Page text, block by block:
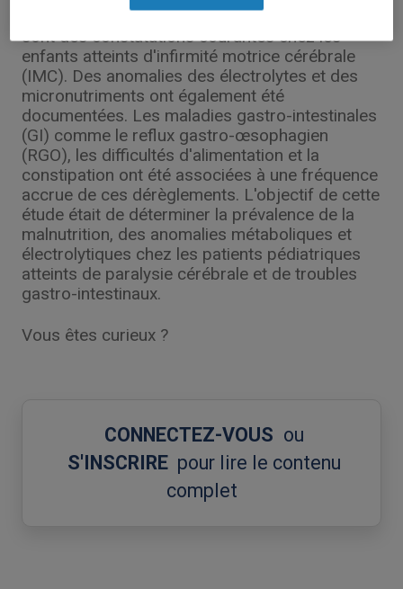
La sous-nutrition et le retard de croissance
sont des constatations courantes chez les
enfants atteints d'infirmité motrice cérébrale
(IMC). Des anomalies des électrolytes et des
micronutriments ont également été
documentées. Les maladies gastro-intestinales
(GI) comme le reflux gastro-œsophagien
(RGO), les difficultés d'alimentation et la
constipation ont été associées à une fréquence
accrue de ces dérèglements. L'objectif de cette
étude était de déterminer la prévalence de la
malnutrition, des anomalies métaboliques et
électrolytiques chez les patients pédiatriques
atteints de paralysie cérébrale et de troubles
gastro-intestinaux.
Vous êtes curieux ?
CONNECTEZ-VOUS ou
S'INSCRIRE pour lire le contenu
complet